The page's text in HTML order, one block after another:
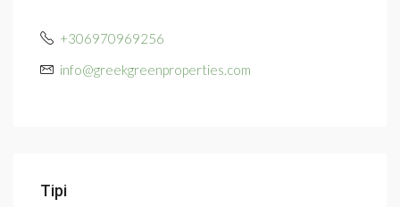
+306970969256
info@greekgreenproperties.com
Tipi